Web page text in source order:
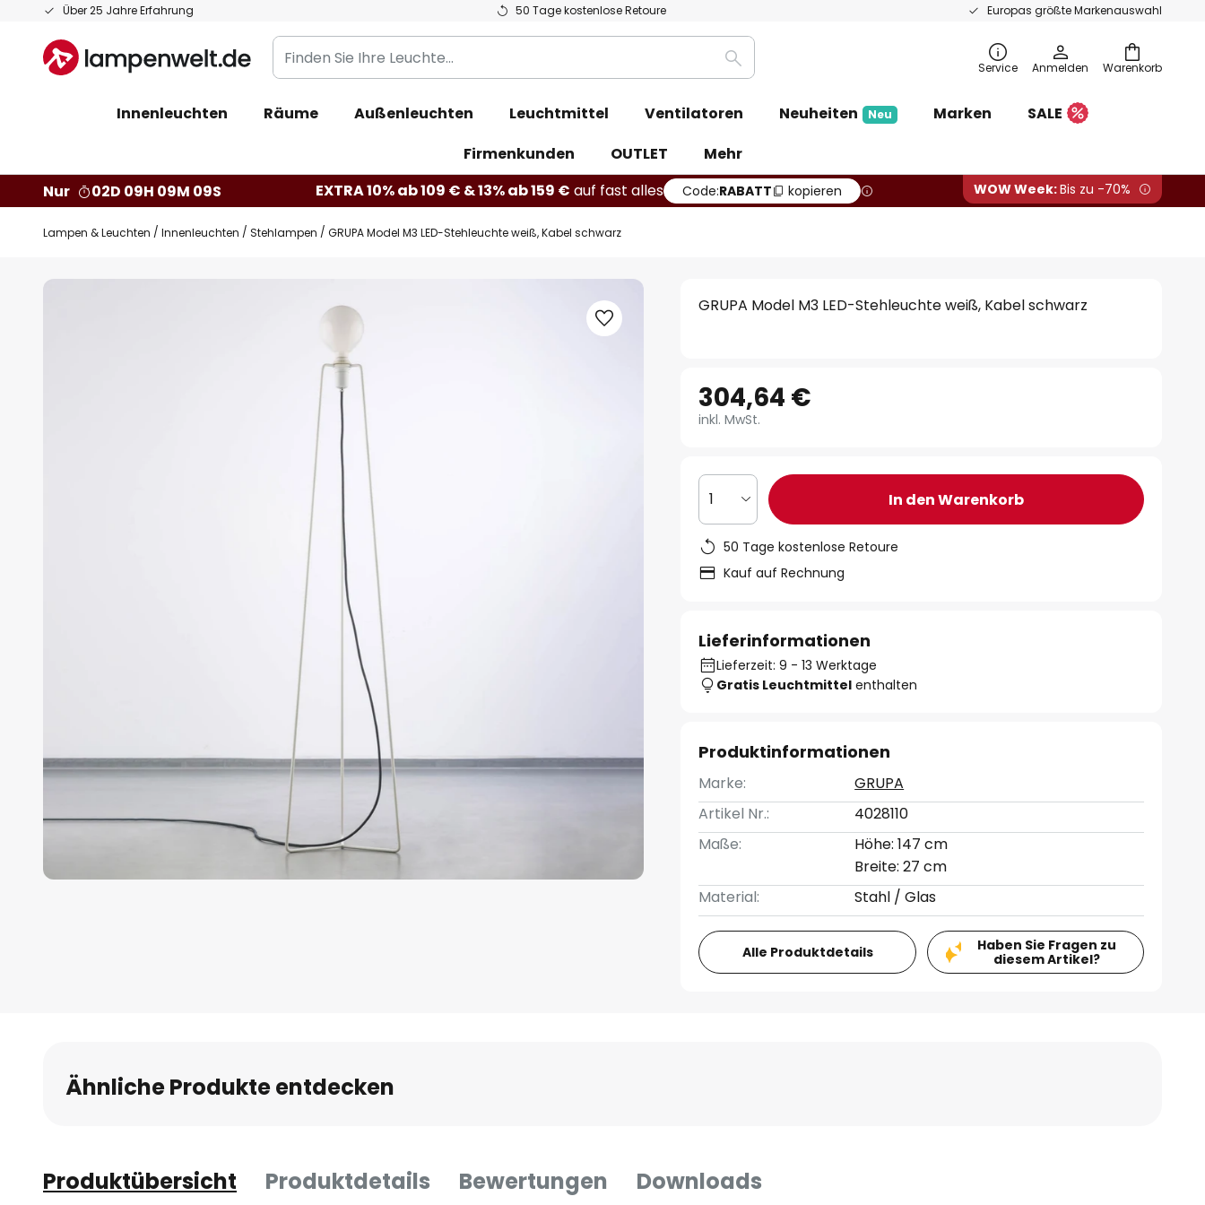
Über 25 Jahre Erfahrung 50 Tage kostenlose Retoure Europas größte Markenauswahl
Zum
springen
Warenkorb
Finden
Sie
Leuchte...
Suche Service Anmelden
Innenleuchten Räume Außenleuchten Leuchtmittel Ventilatoren Neuheiten Neu Marken
SALE
Firmenkunden
OUTLET
Mehr
Nur
02D 09H 09M 08S EXTRA 10% ab 109 € & 13% ab 159 € auf fast alles Code:RABATT kopieren WOW Week:Bis zu -70%
Lampen & Leuchten Innenleuchten Stehlampen GRUPA Model M3 LED-Stehleuchte weiß, Kabel schwarz
Zum
GRUPA Model M3 LED-Stehleuchte weiß, Kabel schwarz
304,64 €
inkl. MwSt.
1 In den Warenkorb
50 Tage kostenlose Retoure
Kauf auf Rechnung
Lieferinformationen
Lieferzeit: 9 - 13 Werktage
Gratis Leuchtmittel enthalten
Produktinformationen
Marke:
GRUPA
Artikel Nr.:
4028110
Maße:
Höhe: 147 cm
Breite: 27 cm
Material:
Stahl / Glas
Alle Produktdetails
Haben Sie Fragen zu
diesem Artikel?
Ähnliche Produkte entdecken
Produktübersicht Produktdetails Bewertungen Downloads